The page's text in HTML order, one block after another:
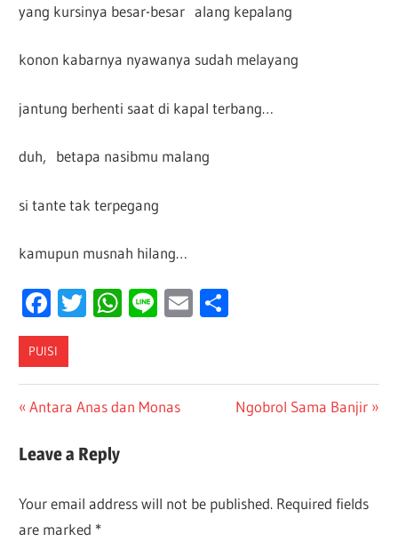
yang kursinya besar-besar alang kepalang
konon kabarnya nyawanya sudah melayang
jantung berhenti saat di kapal terbang…
duh, betapa nasibmu malang
si tante tak terpegang
kamupun musnah hilang…
Facebook
Twitter
WhatsApp
LineEmail
PUISI
Post
navigation
Previous
Antara Anas dan Monas
Next
Ngobrol Sama Banjir
Leave a Reply
Your email address will not be published. Required fields
are marked *